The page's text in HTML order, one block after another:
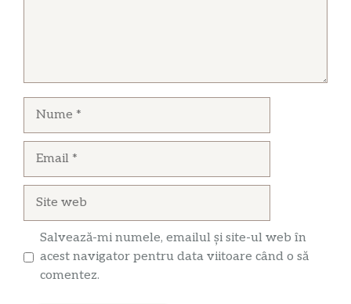
Salvează-mi numele, emailul și site-ul web în
acest navigator pentru data viitoare când o să
comentez.